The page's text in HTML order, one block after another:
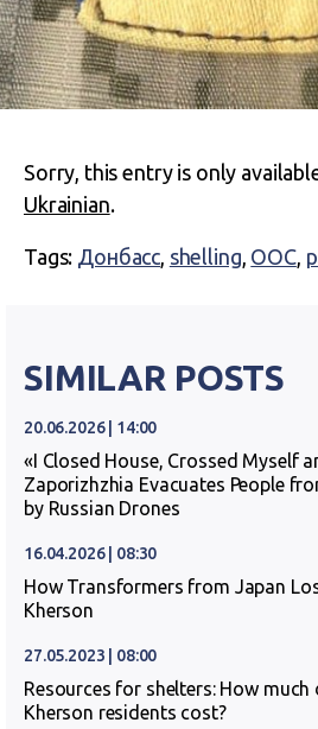
Sorry, this entry is only
Ukrainian.
Tags: Донбасс, shelling, ООС,
SIMILAR POSTS
20.06.2026 | 14:00
«I Closed House, Crossed Myself
Zaporizhzhia Evacuates People
by Russian Drones
16.04.2026 | 08:30
How Transformers from Japan
Kherson
27.05.2023 | 08:00
Resources for shelters: How
Kherson residents cost?